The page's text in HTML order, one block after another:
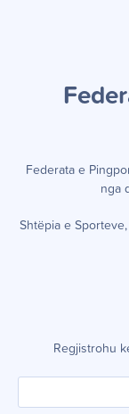
Federata e
nga
Shtëpia e
Regjistrohu